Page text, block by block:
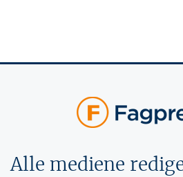
Alle mediene